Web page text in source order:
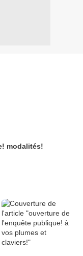
modalités!